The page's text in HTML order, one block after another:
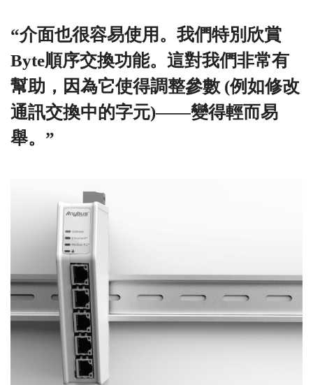
“介面也很容易使用。我們特別欣賞
Byte順序交換功能。這對我們非常有
幫助，因為它使得調整參數 (例如修改
通訊交換中的字元)——變得輕而易
舉。”